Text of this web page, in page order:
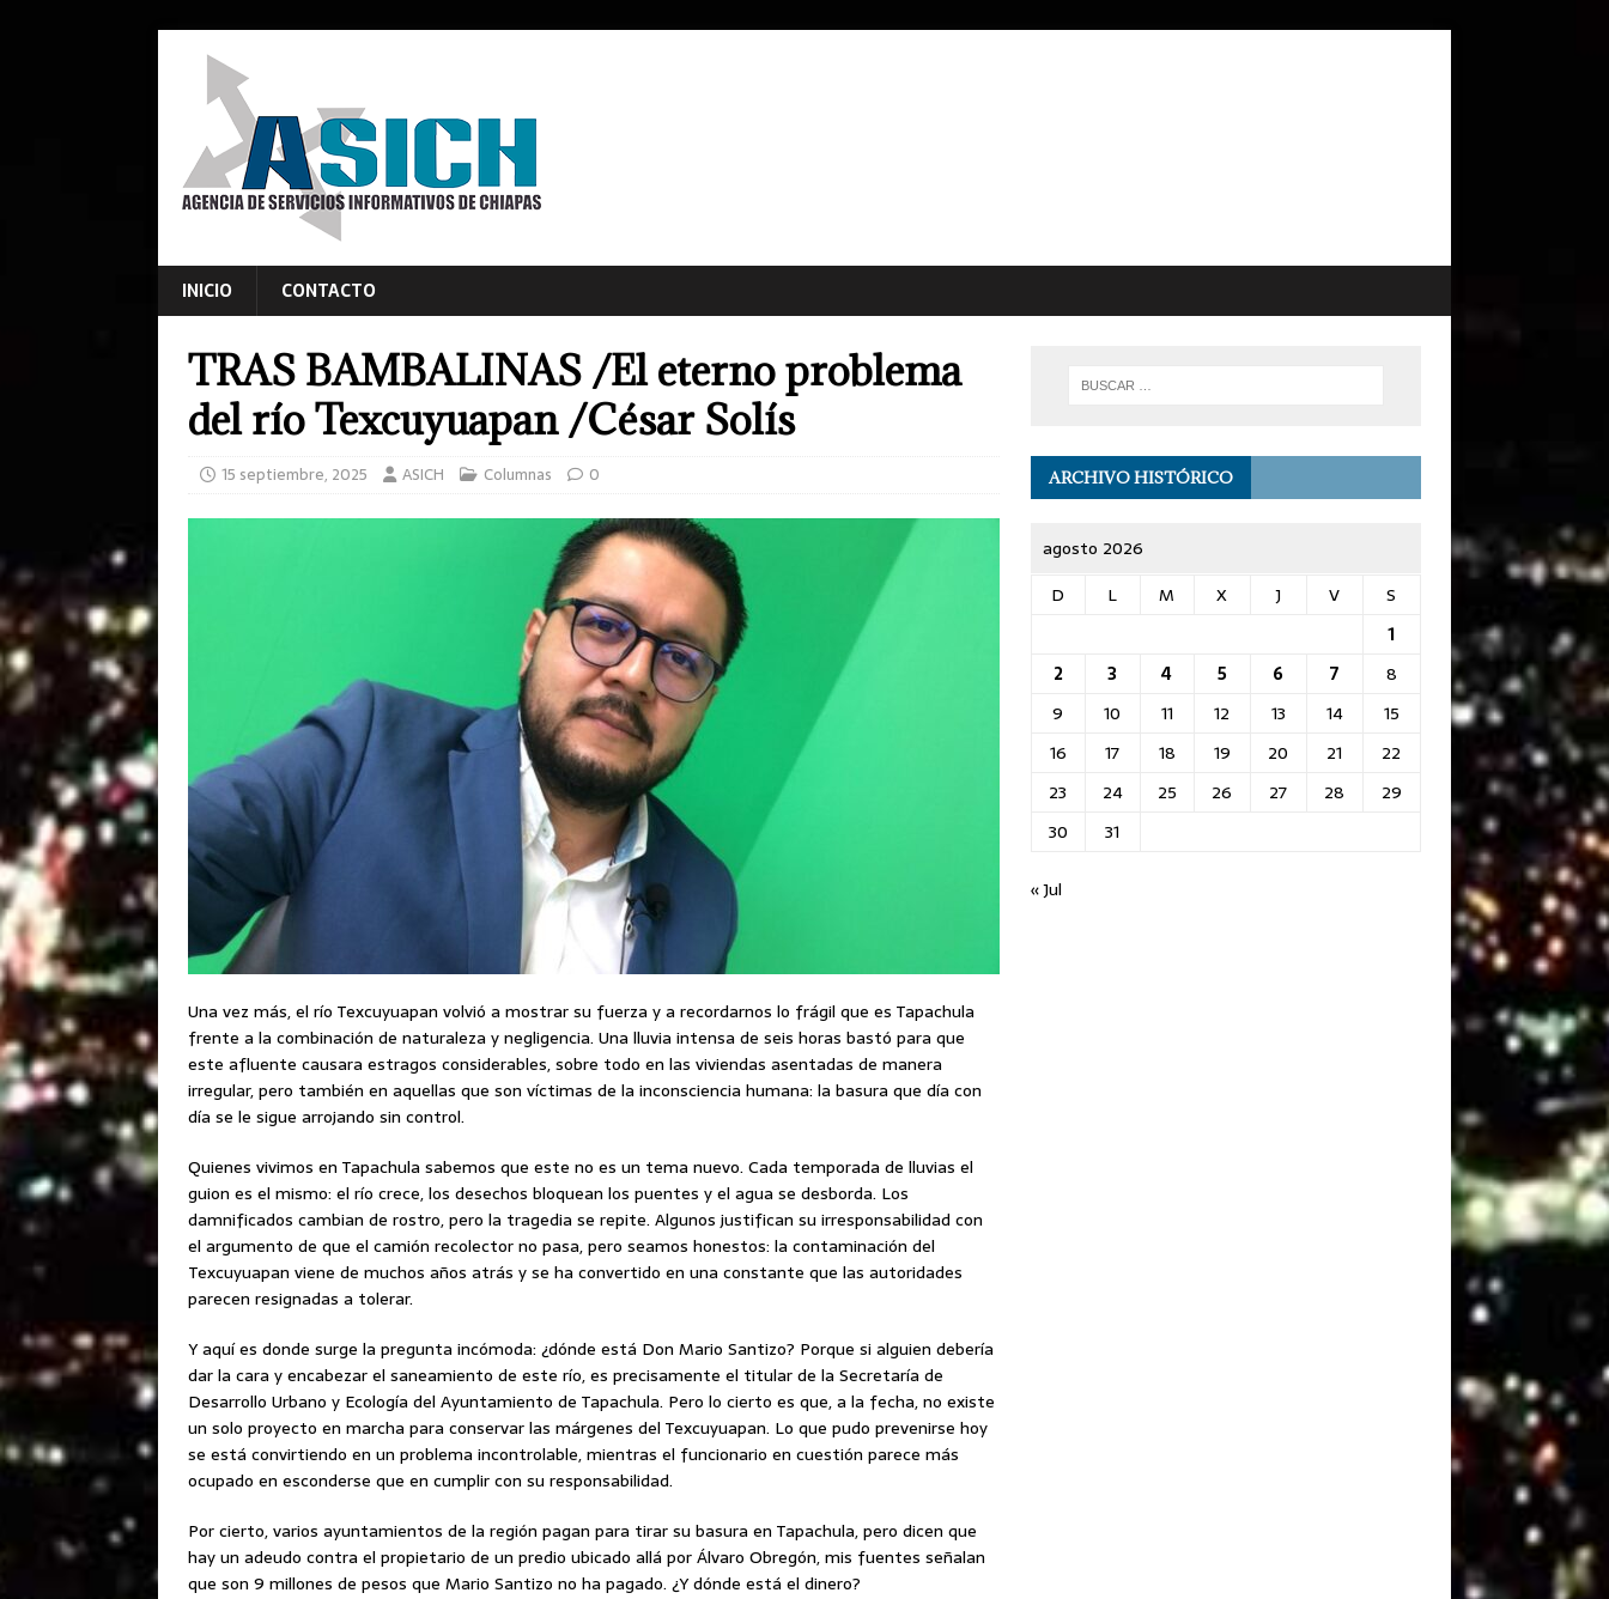
INICIO CONTACTO
TRAS BAMBALINAS /El eterno problema
del río Texcuyuapan /César Solís
15 septiembre, 2025 ASICH Columnas 0
Una vez más, el río Texcuyuapan volvió a mostrar su fuerza y a recordarnos lo frágil que es Tapachula
frente a la combinación de naturaleza y negligencia. Una lluvia intensa de seis horas bastó para que
este afluente causara estragos considerables, sobre todo en las viviendas asentadas de manera
irregular, pero también en aquellas que son víctimas de la inconsciencia humana: la basura que día con
día se le sigue arrojando sin control.
Quienes vivimos en Tapachula sabemos que este no es un tema nuevo. Cada temporada de lluvias el
guion es el mismo: el río crece, los desechos bloquean los puentes y el agua se desborda. Los
damnificados cambian de rostro, pero la tragedia se repite. Algunos justifican su irresponsabilidad con
el argumento de que el camión recolector no pasa, pero seamos honestos: la contaminación del
Texcuyuapan viene de muchos años atrás y se ha convertido en una constante que las autoridades
parecen resignadas a tolerar.
Y aquí es donde surge la pregunta incómoda: ¿dónde está Don Mario Santizo? Porque si alguien debería
dar la cara y encabezar el saneamiento de este río, es precisamente el titular de la Secretaría de
Desarrollo Urbano y Ecología del Ayuntamiento de Tapachula. Pero lo cierto es que, a la fecha, no existe
un solo proyecto en marcha para conservar las márgenes del Texcuyuapan. Lo que pudo prevenirse hoy
se está convirtiendo en un problema incontrolable, mientras el funcionario en cuestión parece más
ocupado en esconderse que en cumplir con su responsabilidad.
Por cierto, varios ayuntamientos de la región pagan para tirar su basura en Tapachula, pero dicen que
hay un adeudo contra el propietario de un predio ubicado allá por Álvaro Obregón, mis fuentes señalan
que son 9 millones de pesos que Mario Santizo no ha pagado. ¿Y dónde está el dinero?
ARCHIVO HISTÓRICO
agosto 2026
D
L M X J V
S
1
2
3 4 5 6 7
8
9
10 11 12 13 14
15
16
17 18 19 20 21
22
23
24 25 26 27 28
29
30
31
« Jul